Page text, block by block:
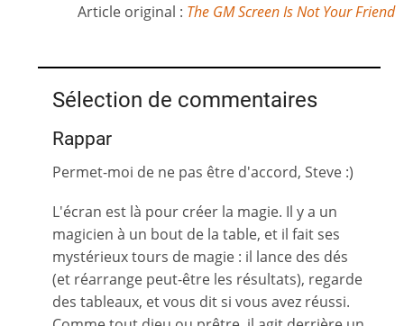
Article original : The GM Screen Is Not Your Friend
Sélection de commentaires
Rappar
Permet-moi de ne pas être d'accord, Steve :)
L'écran est là pour créer la magie. Il y a un
magicien à un bout de la table, et il fait ses
mystérieux tours de magie : il lance des dés
(et réarrange peut-être les résultats), regarde
des tableaux, et vous dit si vous avez réussi.